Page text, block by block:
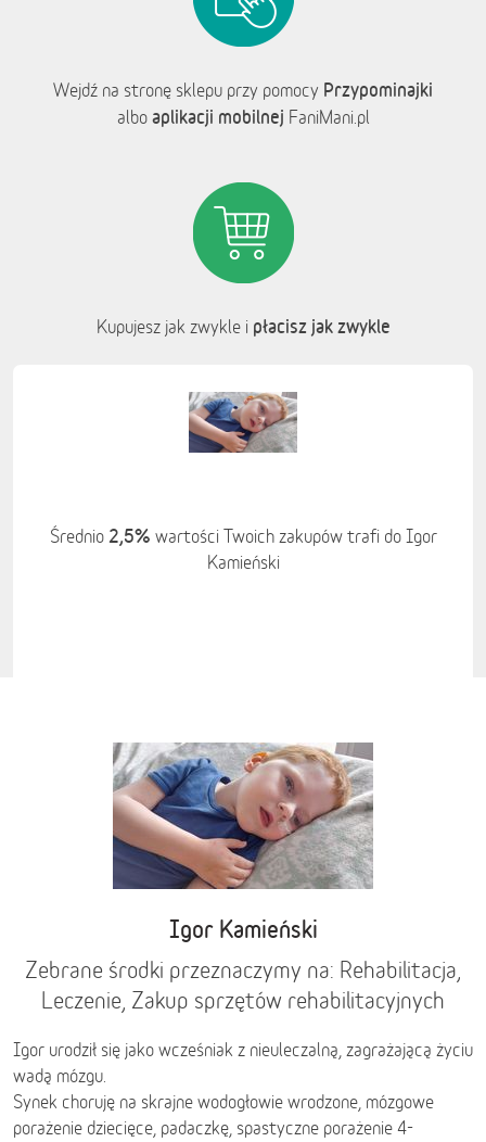
Wejdź na stronę sklepu przy pomocy Przypominajki
albo aplikacji mobilnej FaniMani.pl
Kupujesz jak zwykle i płacisz jak zwykle
Średnio 2,5% wartości Twoich zakupów trafi do Igor
Kamieński
Igor Kamieński
Zebrane środki przeznaczymy na: Rehabilitacja,
Leczenie, Zakup sprzętów rehabilitacyjnych
Igor urodził się jako wcześniak z nieuleczalną, zagrażającą życiu
wadą mózgu.
Synek choruję na skrajne wodogłowie wrodzone, mózgowe
porażenie dziecięce, padaczkę, spastyczne porażenie 4-